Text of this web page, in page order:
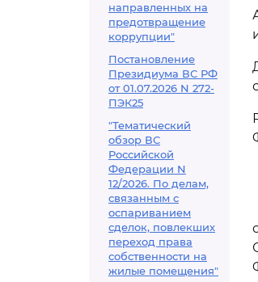
направленных на
предотвращение
коррупции"
Постановление
Президиума ВС РФ
от 01.07.2026 N 272-
ПЭК25
"Тематический
обзор ВС
Российской
Федерации N
12/2026. По делам,
связанным с
оспариванием
сделок, повлекших
переход права
собственности на
жилые помещения"